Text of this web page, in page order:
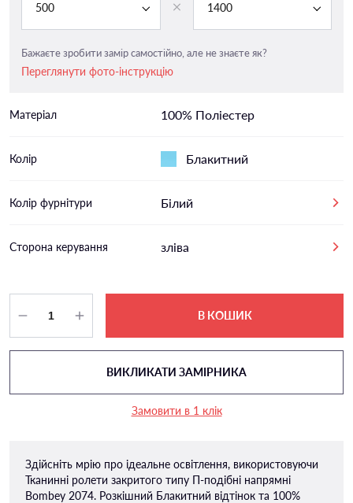
500 1400
Бажаєте зробити замір самостійно, але не знаєте як?
Переглянути фото-інструкцію
Матеріал 100% Поліестер
Колір Блакитний
Колір фурнітури Білий
Сторона керування зліва
В КОШИК
ВИКЛИКАТИ ЗАМІРНИКА
Замовити в 1 клік
Здійсніть мрію про ідеальне освітлення, використовуючи
Тканинні ролети закритого типу П-подiбні напрямні
Bombey 2074. Розкішний Блакитний відтінок та 100%